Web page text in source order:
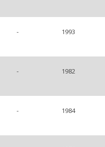
- 1993
- 1982
- 1984